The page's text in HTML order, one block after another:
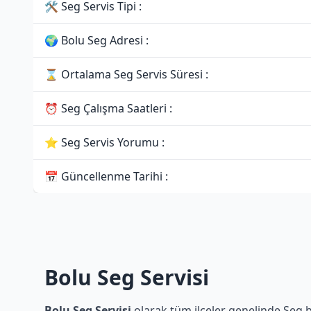
🛠 Seg Servis Tipi :
🌍 Bolu Seg Adresi :
⌛ Ortalama Seg Servis Süresi :
⏰ Seg Çalışma Saatleri :
⭐ Seg Servis Yorumu :
📅 Güncellenme Tarihi :
Bolu Seg Servisi